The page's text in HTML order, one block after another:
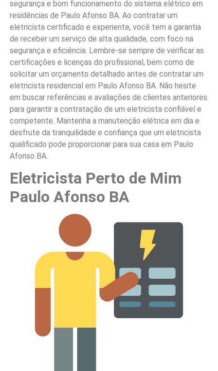
segurança e bom funcionamento do sistema elétrico em
residências de Paulo Afonso BA. Ao contratar um
eletricista certificado e experiente, você tem a garantia
de receber um serviço de alta qualidade, com foco na
segurança e eficiência. Lembre-se sempre de verificar as
certificações e licenças do profissional, bem como de
solicitar um orçamento detalhado antes de contratar um
eletricista residencial em Paulo Afonso BA. Não hesite
em buscar referências e avaliações de clientes anteriores
para garantir a contratação de um eletricista confiável e
competente. Mantenha a manutenção elétrica em dia e
desfrute da tranquilidade e confiança que um eletricista
qualificado pode proporcionar para sua casa em Paulo
Afonso BA.
Eletricista Perto de Mim
Paulo Afonso BA